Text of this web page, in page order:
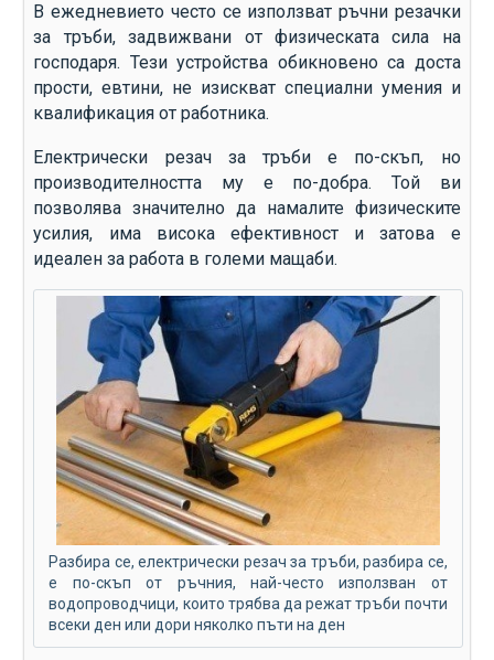
В ежедневието често се използват ръчни резачки
за тръби, задвижвани от физическата сила на
господаря. Тези устройства обикновено са доста
прости, евтини, не изискват специални умения и
квалификация от работника.
Електрически резач за тръби е по-скъп, но
производителността му е по-добра. Той ви
позволява значително да намалите физическите
усилия, има висока ефективност и затова е
идеален за работа в големи мащаби.
Разбира се, електрически резач за тръби, разбира се,
е по-скъп от ръчния, най-често използван от
водопроводчици, които трябва да режат тръби почти
всеки ден или дори няколко пъти на ден